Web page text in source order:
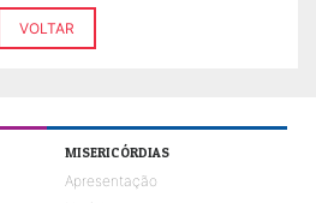
VOLTAR
MISERICÓRDIAS
Apresentação